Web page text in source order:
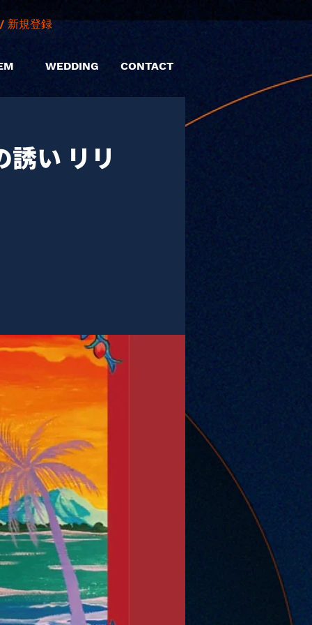
新規登録
WEDDING CONTACT
い リリ